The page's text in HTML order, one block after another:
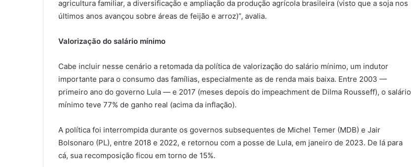
agricultura familiar, a diversificação e ampliação da produção agrícola brasileira (visto que a soja nos
últimos anos avançou sobre áreas de feijão e arroz)”, avalia.
Valorização do salário mínimo
Cabe incluir nesse cenário a retomada da política de valorização do salário mínimo, um indutor
importante para o consumo das famílias, especialmente as de renda mais baixa. Entre 2003 —
primeiro ano do governo Lula — e 2017 (meses depois do impeachment de Dilma Rousseff), o salário
mínimo teve 77% de ganho real (acima da inflação).
A política foi interrompida durante os governos subsequentes de Michel Temer (MDB) e Jair
Bolsonaro (PL), entre 2018 e 2022, e retornou com a posse de Lula, em janeiro de 2023. De lá para
cá, sua recomposição ficou em torno de 15%.